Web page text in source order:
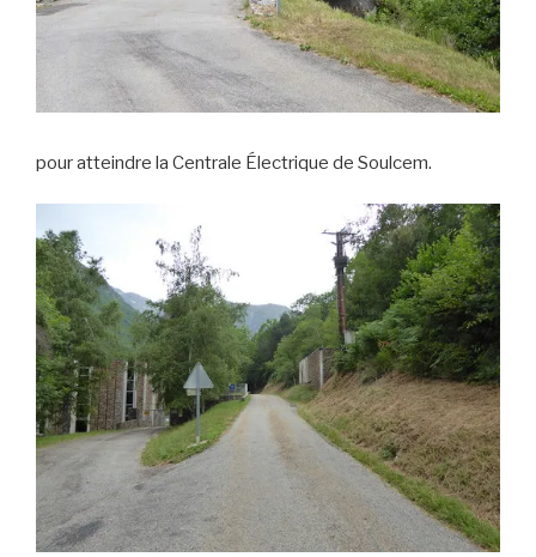
pour atteindre la Centrale Électrique de Soulcem.